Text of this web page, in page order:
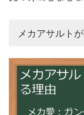
メカアサルト